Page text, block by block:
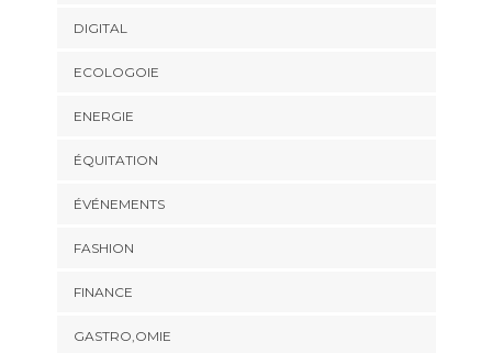
DIGITAL
ECOLOGOIE
ENERGIE
ÉQUITATION
ÉVÉNEMENTS
FASHION
FINANCE
GASTRO,OMIE